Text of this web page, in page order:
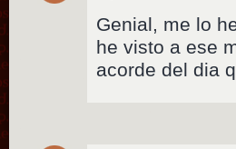
Genial, me lo
he visto a ese
acorde del dia